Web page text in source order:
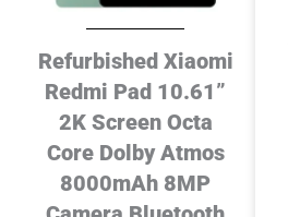
Refurbished Xiaomi
Redmi Pad 10.61”
2K Screen Octa
Core Dolby Atmos
8000mAh 8MP